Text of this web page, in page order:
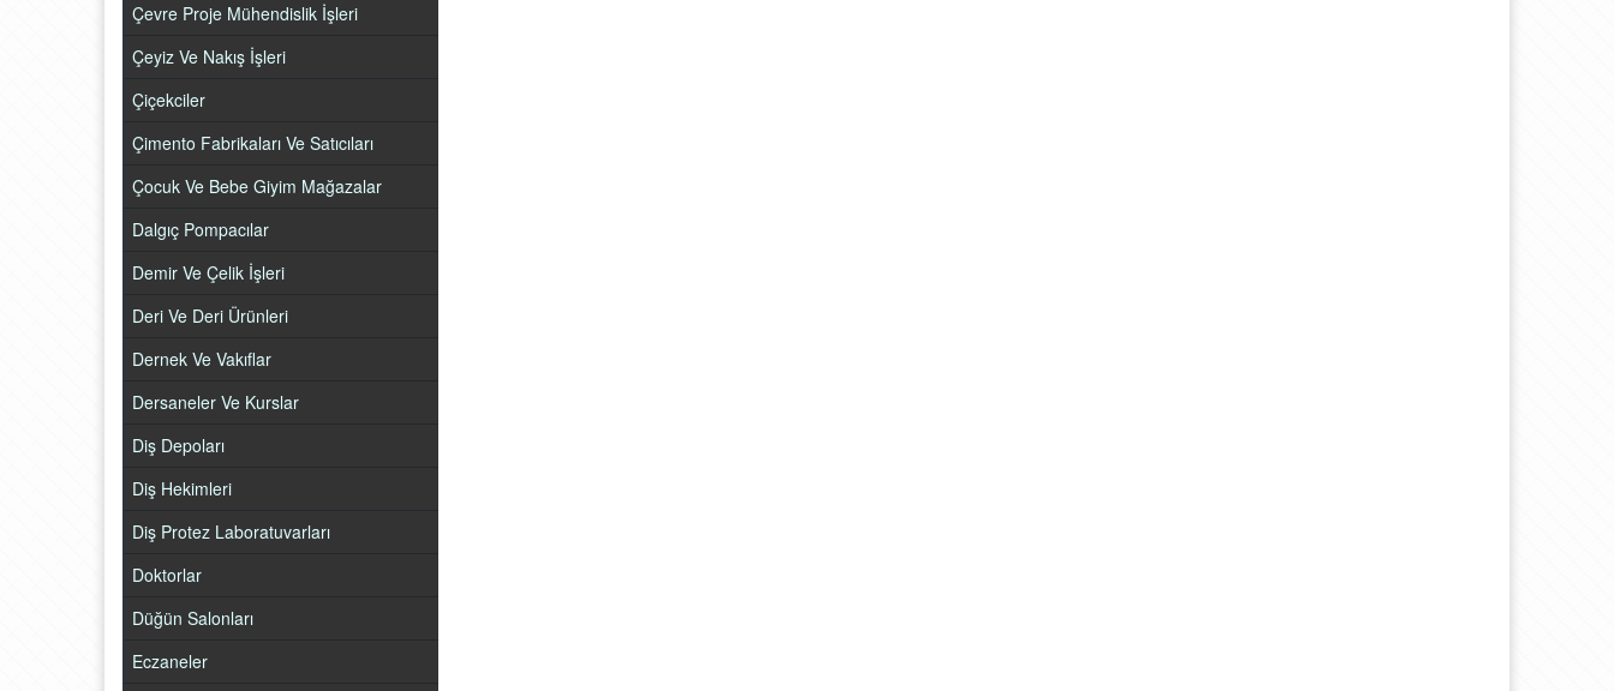
Çevre Proje Mühendislik İşleri
Çeyiz Ve Nakış İşleri
Çiçekciler
Çimento Fabrikaları Ve Satıcıları
Çocuk Ve Bebe Giyim Mağazalar
Dalgıç Pompacılar
Demir Ve Çelik İşleri
Deri Ve Deri Ürünleri
Dernek Ve Vakıflar
Dersaneler Ve Kurslar
Diş Depoları
Diş Hekimleri
Diş Protez Laboratuvarları
Doktorlar
Düğün Salonları
Eczaneler